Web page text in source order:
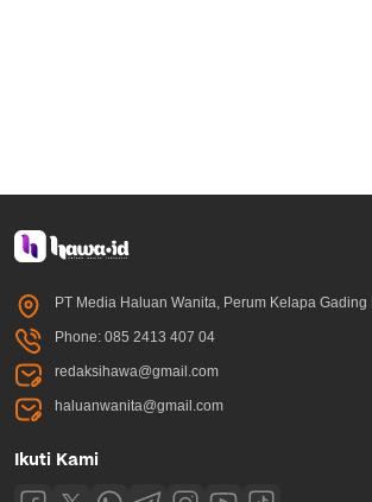
PT Media Haluan Wanita, Perum Kelapa Gading
Phone: 085 2413 407 04
redaksihawa@gmail.com
haluanwanita@gmail.com
Ikuti Kami